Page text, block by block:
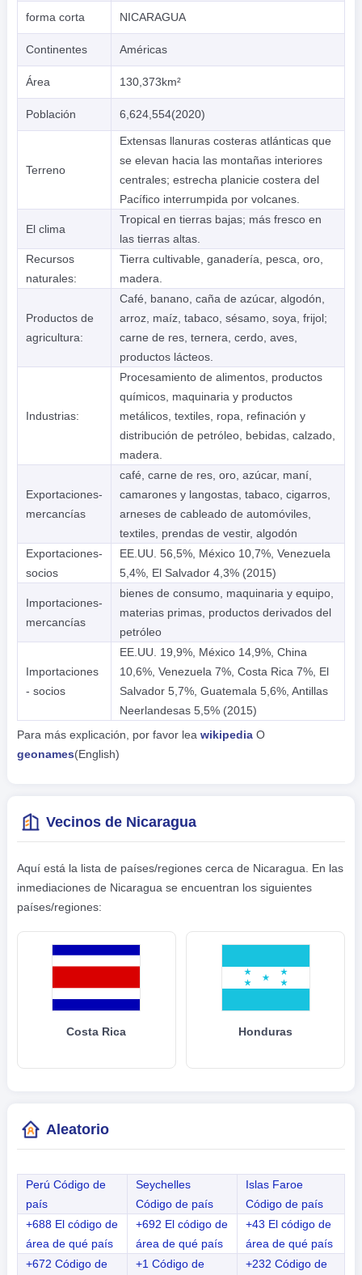
forma corta NICARAGUA
Continentes Américas
Área 130,373km²
Población 6,624,554(2020)
Terreno
Extensas llanuras costeras atlánticas que
se elevan hacia las montañas interiores
centrales; estrecha planicie costera del
Pacífico interrumpida por volcanes.
El clima
Tropical en tierras bajas; más fresco en
las tierras altas.
Recursos
naturales:
Tierra cultivable, ganadería, pesca, oro,
madera.
Productos de
agricultura:
Café, banano, caña de azúcar, algodón,
arroz, maíz, tabaco, sésamo, soya, frijol;
carne de res, ternera, cerdo, aves,
productos lácteos.
Industrias:
Procesamiento de alimentos, productos
químicos, maquinaria y productos
metálicos, textiles, ropa, refinación y
distribución de petróleo, bebidas, calzado,
madera.
Exportaciones-
mercancías
café, carne de res, oro, azúcar, maní,
camarones y langostas, tabaco, cigarros,
arneses de cableado de automóviles,
textiles, prendas de vestir, algodón
Exportaciones-
socios
EE.UU. 56,5%, México 10,7%, Venezuela
5,4%, El Salvador 4,3% (2015)
Importaciones-
mercancías
bienes de consumo, maquinaria y equipo,
materias primas, productos derivados del
petróleo
Importaciones
- socios
EE.UU. 19,9%, México 14,9%, China
10,6%, Venezuela 7%, Costa Rica 7%, El
Salvador 5,7%, Guatemala 5,6%, Antillas
Neerlandesas 5,5% (2015)
Para más explicación, por favor lea wikipediaO
geonames(English)
Vecinos de Nicaragua
Aquí está la lista de países/regiones cerca de Nicaragua. En las
inmediaciones de Nicaragua se encuentran los siguientes
países/regiones:
Costa Rica Honduras
Aleatorio
Perú Código de
país
Seychelles
Código de país
Islas Faroe
Código de país
+688 El código de
área de qué país
+692 El código de
área de qué país
+43 El código de
área de qué país
+672 Código de
+1 Código de
+232 Código de